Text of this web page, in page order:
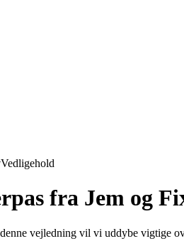
Vedligehold
fra Jem og
vejledning vil vi uddybe vigtige